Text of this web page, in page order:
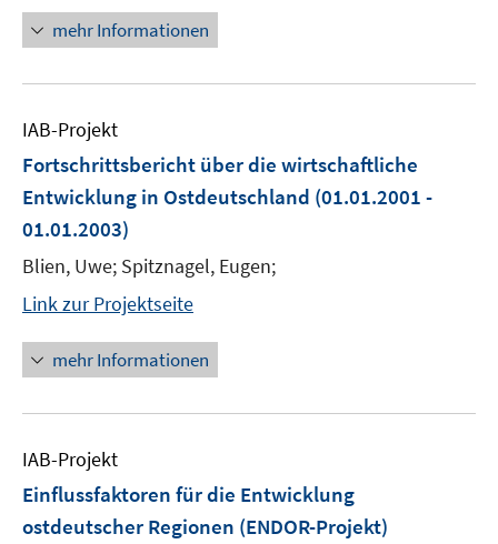
mehr Informationen
IAB-Projekt
Fortschrittsbericht über die wirtschaftliche
Entwicklung in Ostdeutschland (01.01.2001 -
01.01.2003)
Blien, Uwe; Spitznagel, Eugen;
Link zur Projektseite
mehr Informationen
IAB-Projekt
Einflussfaktoren für die Entwicklung
ostdeutscher Regionen (ENDOR-Projekt)